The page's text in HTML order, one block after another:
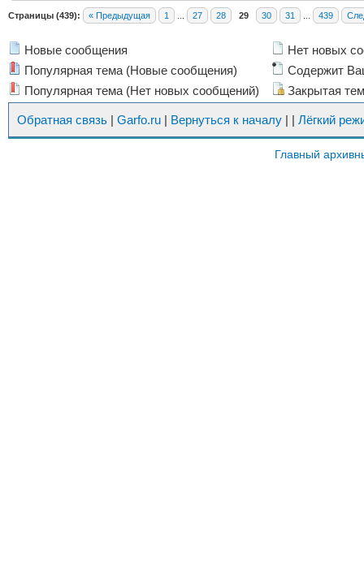
Страницы (439): « Предыдущая 1 27 28 29 30 31 439
Новые сообщения
Популярная тема (Новые сообщения)
Популярная тема (Нет новых сообщений)
Нет новых
Содержит
Закрытая
Обратная связь | Garfo.ru | Вернуться к началу | | Лёгкий
Главный